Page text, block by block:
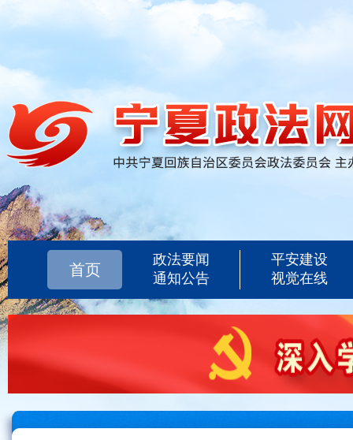
首页
政法要闻
通知公告
平安建设
视觉在线